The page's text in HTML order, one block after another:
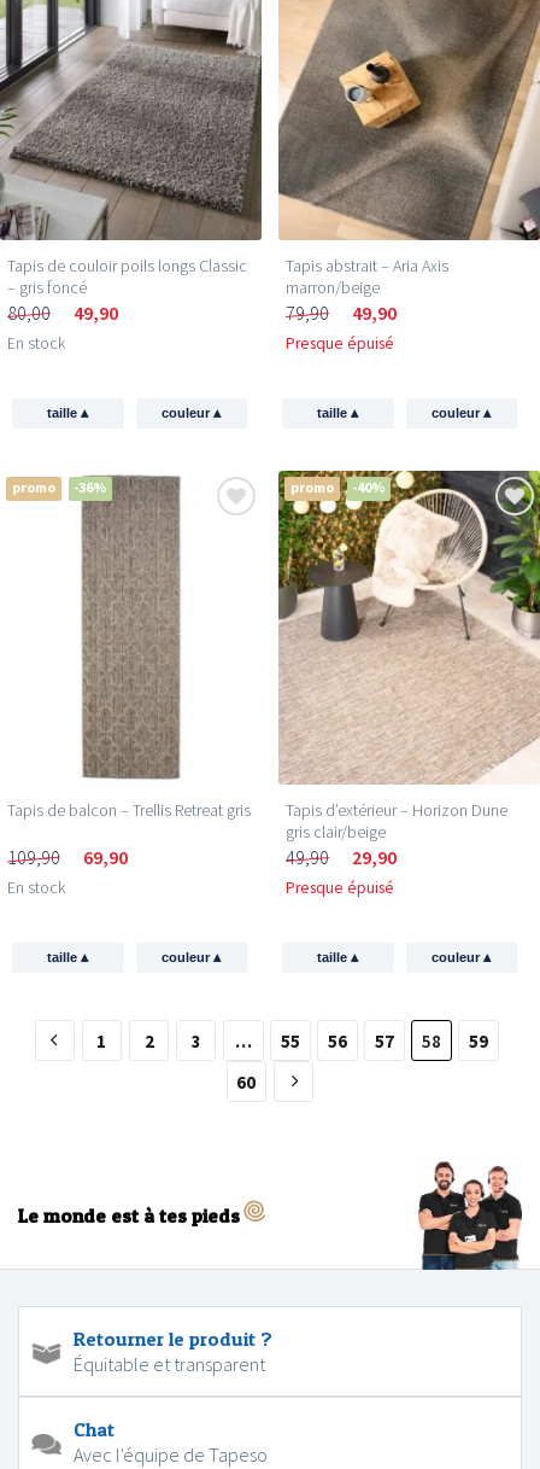
Tapis de couloir poils longs Classic
– gris foncé
80,00 49,90
En stock
taille▴ couleur▴
Tapis abstrait – Aria Axis
marron/beige
79,90 49,90
Presque épuisé
taille▴ couleur▴
promo -36%
Tapis de balcon – Trellis Retreat gris
109,90 69,90
En stock
taille▴ couleur▴
promo -40%
Tapis d’extérieur – Horizon Dune
gris clair/beige
49,90 29,90
Presque épuisé
taille▴ couleur▴
1 2 3 … 55 56 57 58
59
60
Le monde est à tes pieds
Retourner le produit ?
Équitable et transparent
Chat
Avec l'équipe de Tapeso